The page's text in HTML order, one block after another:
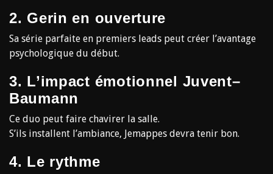
2. Gerin en ouverture
Sa série parfaite en premiers leads peut créer l’avantage
psychologique du début.
3. L’impact émotionnel Juvent–
Baumann
Ce duo peut faire chavirer la salle.
S’ils installent l’ambiance, Jemappes devra tenir bon.
4. Le rythme